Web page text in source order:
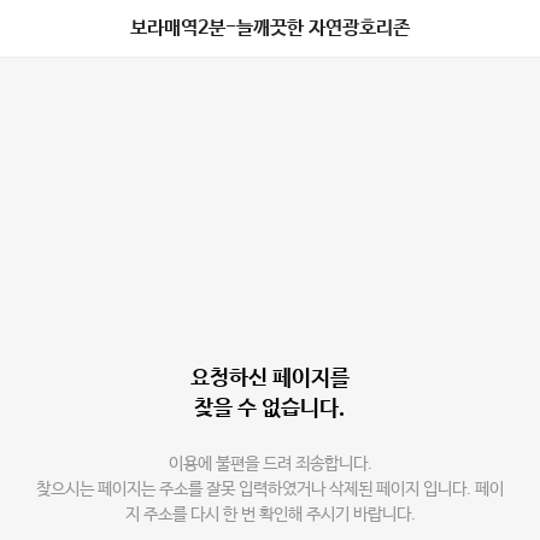
보라매역2분-늘깨끗한 자연광호리존
요청하신 페이지를
찾을 수 없습니다.
이용에 불편을 드려 죄송합니다.
찾으시는 페이지는 주소를 잘못 입력하였거나 삭제된 페이지 입니다. 페이
지 주소를 다시 한 번 확인해 주시기 바랍니다.